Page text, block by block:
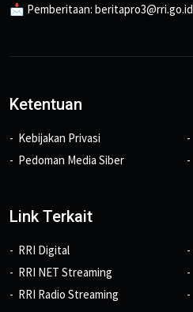
📩 Pemberitaan: beritapro3@rri.go.id
Ketentuan
Kebijakan Privasi
Pedoman Media Siber
Link Terkait
RRI Digital
RRI NET Streaming
RRI Radio Streaming